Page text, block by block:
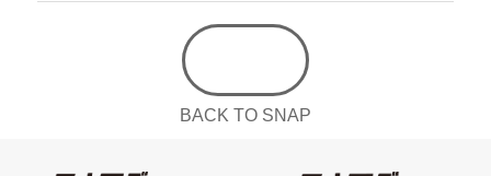
BACK TO SNAP